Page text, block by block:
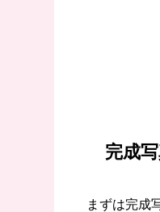
完成
まずは完成